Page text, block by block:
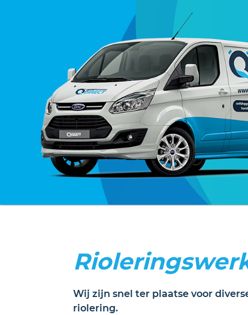
Wij zijn snel ter plaatse voor
riolering.